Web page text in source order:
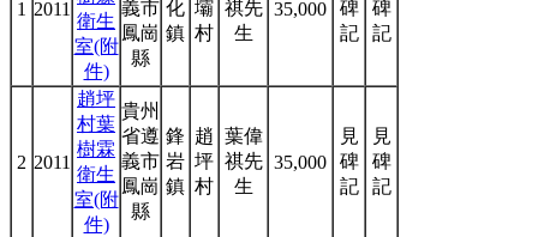
1 2011
衛生
室(附
件)
義市
鳳崗
縣
化
鎮
壩
村
祺先
生
35,000
碑
記
碑
記
2 2011
趙坪
村葉
樹霖
衛生
室(附
件)
貴州
省遵
義市
鳳崗
縣
鋒
岩
鎮
趙
坪
村
葉偉
祺先
生
35,000
見
碑
記
見
碑
記